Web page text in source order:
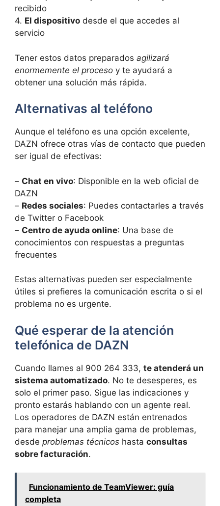
recibido
4. El dispositivo desde el que accedes al
servicio
Tener estos datos preparados agilizará
enormemente el proceso y te ayudará a
obtener una solución más rápida.
Alternativas al teléfono
Aunque el teléfono es una opción excelente,
DAZN ofrece otras vías de contacto que pueden
ser igual de efectivas:
– Chat en vivo: Disponible en la web oficial de
DAZN
– Redes sociales: Puedes contactarles a través
de Twitter o Facebook
– Centro de ayuda online: Una base de
conocimientos con respuestas a preguntas
frecuentes
Estas alternativas pueden ser especialmente
útiles si prefieres la comunicación escrita o si el
problema no es urgente.
Qué esperar de la atención
telefónica de DAZN
Cuando llames al 900 264 333, te atenderá un
sistema automatizado. No te desesperes, es
solo el primer paso. Sigue las indicaciones y
pronto estarás hablando con un agente real.
Los operadores de DAZN están entrenados
para manejar una amplia gama de problemas,
desde problemas técnicos hasta consultas
sobre facturación.
Funcionamiento de TeamViewer: guía
completa